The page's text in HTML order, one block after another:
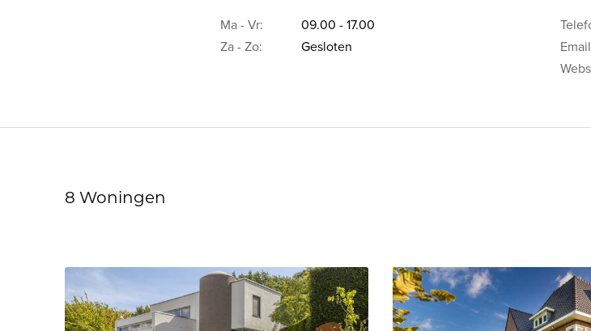
Ma - Vr:
09.00 - 17.00
Za - Zo:
Gesloten
8 Woningen